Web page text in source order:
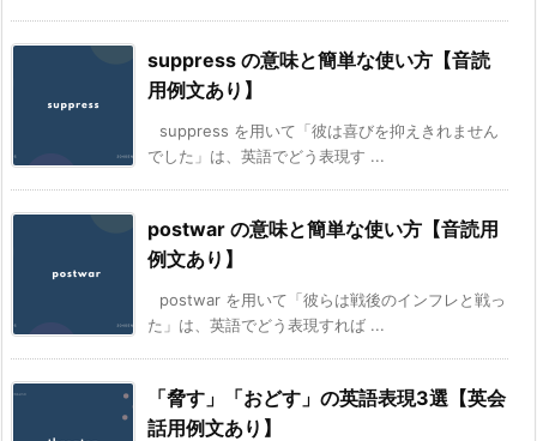
suppress の意味と簡単な使い方【音読
用例文あり】
suppress を用いて「彼は喜びを抑えきれません
でした」は、英語でどう表現す ...
postwar の意味と簡単な使い方【音読用
例文あり】
postwar を用いて「彼らは戦後のインフレと戦っ
た」は、英語でどう表現すれば ...
「脅す」「おどす」の英語表現3選【英会
話用例文あり】